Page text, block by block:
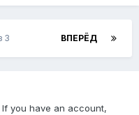
ВПЕРЁД
3
you have an account,